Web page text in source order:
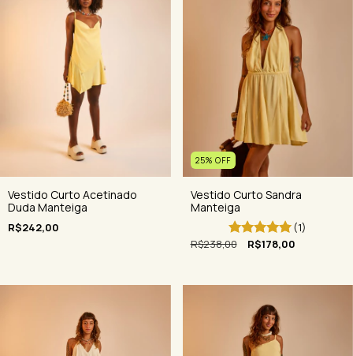
Vestido Curto Acetinado
Duda Manteiga
R$242,00
25% OFF
Vestido Curto Sandra
Manteiga
(1)
R$238,00
R$178,00